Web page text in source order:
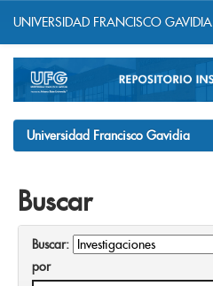
navigation
UNIVERSIDAD FRANCISCO GAVIDIA
Universidad Francisco Gavidia
Buscar
Buscar:
por